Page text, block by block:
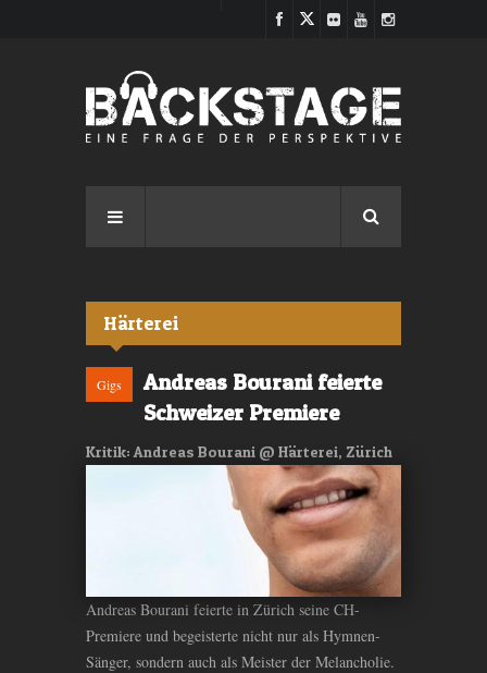
Härterei
Gigs
Andreas Bourani feierte
Schweizer Premiere
Kritik: Andreas Bourani @ Härterei, Zürich
Andreas Bourani feierte in Zürich seine CH-
Premiere und begeisterte nicht nur als Hymnen-
Sänger, sondern auch als Meister der Melancholie.